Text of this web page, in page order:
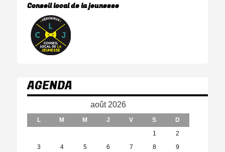
Conseil local de la jeunesse
AGENDA
août 2026
L M M J V S
D
1
2
3
4 5 6 7 8
9